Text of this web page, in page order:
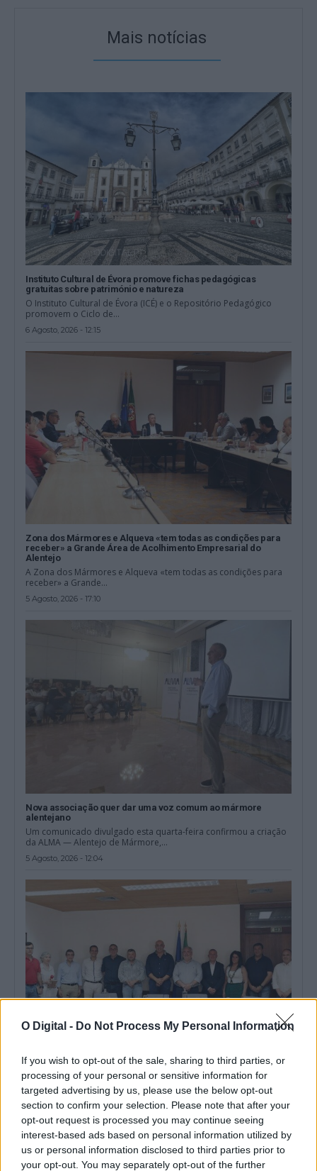
O Digital - Do Not Process My Personal Information
If you wish to opt-out of the sale, sharing to third parties, or
processing of your personal or sensitive information for
targeted advertising by us, please use the below opt-out
section to confirm your selection. Please note that after your
opt-out request is processed you may continue seeing
interest-based ads based on personal information utilized by
us or personal information disclosed to third parties prior to
your opt-out. You may separately opt-out of the further
Mais notícias
Instituto Cultural de Évora promove fichas pedagógicas
gratuitas sobre património e natureza
O Instituto Cultural de Évora (ICÉ) e o Repositório Pedagógico
promovem o Ciclo de...
6 Agosto, 2026 - 12:15
Zona dos Mármores e Alqueva «tem todas as condições para
receber» a Grande Área de Acolhimento Empresarial do
Alentejo
A Zona dos Mármores e Alqueva «tem todas as condições para
receber» a Grande...
5 Agosto, 2026 - 17:10
Nova associação quer dar uma voz comum ao mármore
alentejano
Um comunicado divulgado esta quarta-feira confirmou a criação
da ALMA — Alentejo de Mármore,...
5 Agosto, 2026 - 12:04
Municípios dos Mármores e Alqueva querem acolher grande
área empresarial do Interior alentejano
Os sete municípios da Zona dos Mármores e Alqueva querem
acolher a grande área...
5 Agosto, 2026 - 11:57